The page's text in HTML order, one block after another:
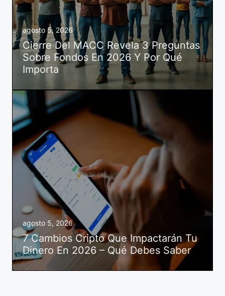
agosto 5, 2026
Cierre Del MACC Revela 3 Preguntas
Sobre Fondos En 2026 Y Por Qué
Importa
agosto 5, 2026
7 Cambios Cripto Que Impactarán Tu
Dinero En 2026 – Qué Debes Saber